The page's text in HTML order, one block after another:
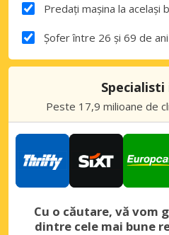
Predați mașina la același
Șofer între 26 și 69 de ani
Peste 17,9 milioane de
Cu o căutare, vă vom
dintre cele mai bune